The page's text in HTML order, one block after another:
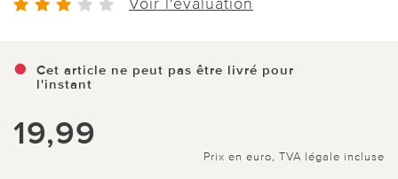
Cet article ne peut pas être livré pour
l'instant
19,99
Prix en euro, TVA légale incluse